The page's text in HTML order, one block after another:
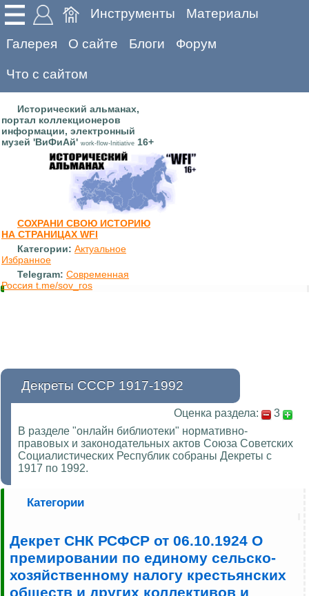
Инструменты Материалы
Галерея О сайте Блоги Форум
Что с сайтом
Исторический альманах,
портал коллекционеров
информации, электронный
музей 'ВиФиАй' work-flow-Initiative 16+
СОХРАНИ СВОЮ ИСТОРИЮ
НА СТРАНИЦАХ WFI
Категории: Актуальное
Избранное
Telegram: Современная
Россия t.me/sov_ros
Декреты СССР 1917-1992
Оценка раздела:
3
В разделе "онлайн библиотеки" нормативно-
правовых и законодательных актов Союза Советских
Социалистических Республик собраны Декреты с
1917 по 1992.
Категории
Декрет СНК РСФСР от 06.10.1924 О
премировании по единому сельско-
хозяйственному налогу крестьянских